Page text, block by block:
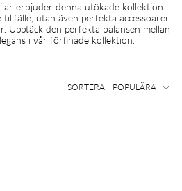
erbjuder denna utökade kollektion
utan även perfekta accessoarer
Upptäck den perfekta balansen mellan
i vår förfinade kollektion.
SORTERA POPULÄRA